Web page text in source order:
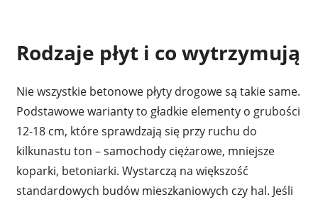
Rodzaje płyt i co wytrzymują
Nie wszystkie betonowe płyty drogowe są takie same.
Podstawowe warianty to gładkie elementy o grubości
12-18 cm, które sprawdzają się przy ruchu do
kilkunastu ton – samochody ciężarowe, mniejsze
koparki, betoniarki. Wystarczą na większość
standardowych budów mieszkaniowych czy hal. Jeśli